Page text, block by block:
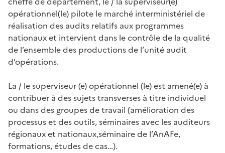
opérationnel(le) pilote le marché interministériel de
réalisation des audits relatifs aux programmes
nationaux et intervient dans le contrôle de la qualité
de l’ensemble des productions de l’unité audit
d’opérations.
La / le superviseur (e) opérationnel (le) est amené(e) à
contribuer à des sujets transverses à titre individuel
ou dans des groupes de travail (amélioration des
processus et des outils, séminaires avec les auditeurs
régionaux et nationaux,séminaire de l’AnAFe,
formations, études de cas…).